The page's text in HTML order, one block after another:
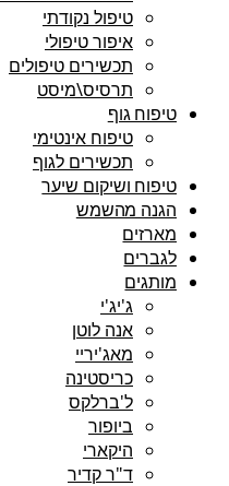
טיפול נקודתי
איפור טיפולי
תכשירים טיפולים
תרסיס\מיסט
טיפוח גוף
טיפוח אינטימי
תכשירים לגוף
טיפוח ושיקום שיער
הגנה מהשמש
מארזים
לגברים
מותגים
ג'יג'י
אנה לוטן
מאג'יריי
כריסטינה
ל'ברלקס
ביופור
היקארי
ד"ר קדיר